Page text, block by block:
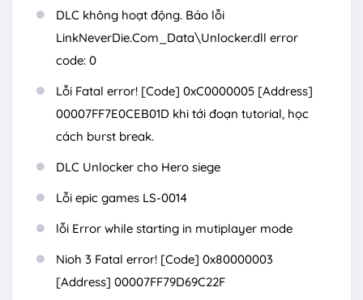
DLC không hoạt động. Báo lỗi
LinkNeverDie.Com_Data\Unlocker.dll error
code: 0
Lỗi Fatal error! [Code] 0xC0000005 [Address]
00007FF7E0CEB01D khi tới đoạn tutorial, học
cách burst break.
DLC Unlocker cho Hero siege
Lỗi epic games LS-0014
lỗi Error while starting in mutiplayer mode
Nioh 3 Fatal error! [Code] 0x80000003
[Address] 00007FF79D69C22F